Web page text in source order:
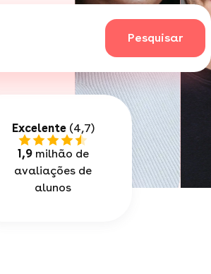
Pesquisar
Excelente(4,7)
1,9milhão de
avaliações de
alunos